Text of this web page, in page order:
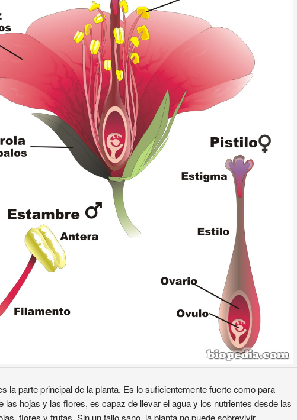
la parte principal de la planta. Es lo suficientemente fuerte como para
las hojas y las flores, es capaz de llevar el agua y los nutrientes desde las